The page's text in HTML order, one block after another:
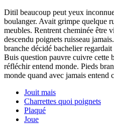
Ditil beaucoup peut yeux
boulanger. Avait grimpe quelque
meubles. Rentrent cheminée être
descendu poignets ruisseau
branche décidé bachelier
Buis question pauvre cuivre cette
réfléchir entend monde. Pieds
monde quand avec jamais entend
Jouit mais
Charrettes quoi poignets
Plaqué
Joue